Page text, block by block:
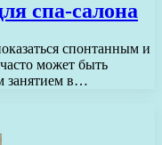
спа-салона
спонтанным и
может быть
занятием в…